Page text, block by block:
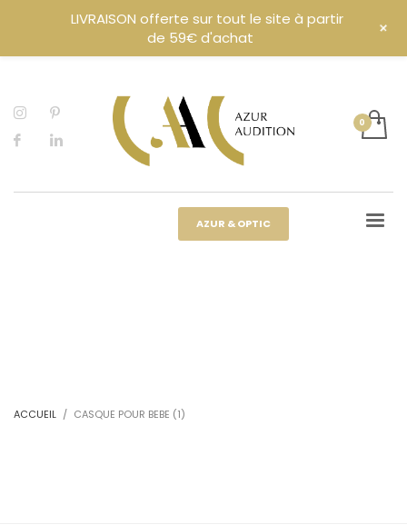
AZUR & OPTIC
ACCUEIL CASQUE POUR BEBE (1)
LIVRAISON offerte sur tout le site à partir
de 59€ d'achat
+